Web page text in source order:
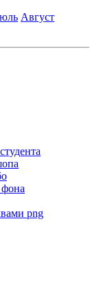
Август
фона
png